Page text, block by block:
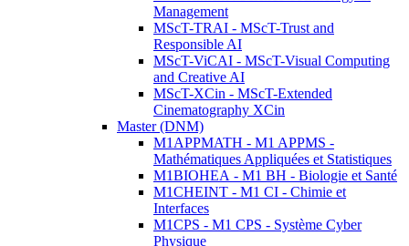
Management
MScT-TRAI - MScT-Trust and
Responsible AI
MScT-ViCAI - MScT-Visual Computing
and Creative AI
MScT-XCin - MScT-Extended
Cinematography XCin
Master (DNM)
M1APPMATH - M1 APPMS -
Mathématiques Appliquées et Statistiques
M1BIOHEA - M1 BH - Biologie et Santé
M1CHEINT - M1 CI - Chimie et
Interfaces
M1CPS - M1 CPS - Système Cyber
Physique